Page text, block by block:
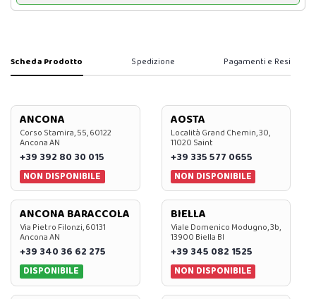
Scheda Prodotto Spedizione Pagamenti e Resi
ANCONA
Corso Stamira, 55, 60122
Ancona AN
+39 392 80 30 015
NON DISPONIBILE
AOSTA
Località Grand Chemin, 30,
11020 Saint
+39 335 577 0655
NON DISPONIBILE
ANCONA BARACCOLA
Via Pietro Filonzi, 60131
Ancona AN
+39 340 36 62 275
DISPONIBILE
BIELLA
Viale Domenico Modugno, 3b,
13900 Biella BI
+39 345 082 1525
NON DISPONIBILE